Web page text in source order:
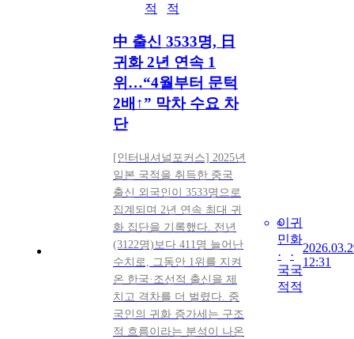
적
적
中 출신 3533명, 日
귀화 2년 연속 1
위…“4월부터 문턱
2배↑” 막차 수요 차
단
[인터내셔널포커스] 2025년
일본 국적을 취득한 중국
출신 외국인이 3533명으로
집계되며 2년 연속 최대 귀
화 집단을 기록했다. 전년
(3122명)보다 411명 늘어난
수치로, 그동안 1위를 지켜
온 한국·조선적 출신을 제
치고 격차를 더 벌렸다. 중
국인의 귀화 증가세는 구조
적 흐름이라는 분석이 나온
이
민
·
국
적
귀
화
·
국
적
12:31